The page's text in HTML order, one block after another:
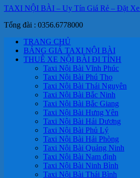
TAXI NỘI BÀI – Uy Tín Giá Rẻ – Đặt Xe
Tổng đài : 0356.6778000
TRANG CHỦ
BẢNG GIÁ TAXI NỘI BÀI
THUÊ XE NỘI BÀI ĐI TỈNH
Taxi Nội Bài Vĩnh Phúc
Taxi Nội Bài Phú Thọ
Taxi Nội Bài Thái Nguyên
Taxi Nội Bài Bắc Ninh
Taxi Nội Bài Bắc Giang
Taxi Nội Bài Hưng Yên
Taxi Nội Bài Hải Dương
Taxi Nội Bài Phủ Lý
Taxi Nội Bài Hải Phòng
Taxi Nội Bài Quảng Ninh
Taxi Nội Bài Nam định
Taxi Nội Bài Ninh Bình
Taxi Nội Bài Thái Bình